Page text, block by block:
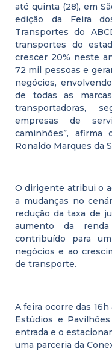
até quinta (28), em
edição da Feira
Transportes do
transportes do
crescer 20% neste
72 mil pessoas e
negócios,
de todas as
transportadoras,
empresas de
caminhões”, afirma
Ronaldo Marques da
O dirigente atribui o
a mudanças no
redução da taxa de
aumento da
contribuído para
negócios e ao
de transporte.
A feira ocorre das 16h
Estúdios e
entrada e o
uma parceria da